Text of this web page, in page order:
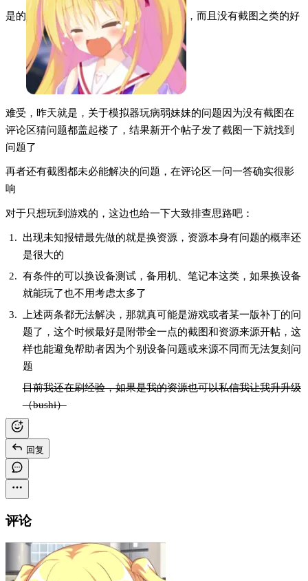
是的 ，而且没有截图之类的好
难受，昨天就是，关于模拟器玩病弱妹妹的问题因为没有截图在
评论区猜问题都盖起楼了，结果新开个帖子发了截图一下就找到
问题了
再者还有截图都未必能解决的问题，在评论区一问一答确实很影
响
对于只想玩到游戏的，这边也给一下大致排查思路吧：
出现未知报错最先做的就是换资源，资源本身有问题的概率还
是很大的
有条件的可以换设备测试，备用机、笔记本这类，如果换设备
就能玩了也不用考虑太多了
上述两条都无法解决，那就真可能是游戏或者某一版补丁的问
题了，这个时候最好是附带全一点的截图和资源来源开帖，这
样也能避免帮助者因为个别设备问题或来源不同而无法复刻问
题
目前我还在刷经验，如果是我的资源也可以私信我让我升升级
（bushi）
回复
评论